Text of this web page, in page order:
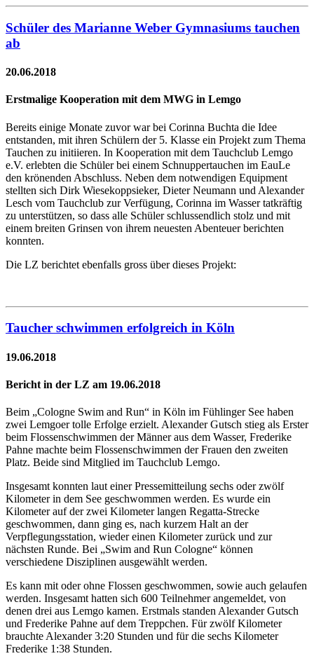
Schüler des Marianne Weber Gymnasiums tauchen
ab
20.06.2018
Erstmalige Kooperation mit dem MWG in Lemgo
Bereits einige Monate zuvor war bei Corinna Buchta die Idee
entstanden, mit ihren Schülern der 5. Klasse ein Projekt zum Thema
Tauchen zu initiieren. In Kooperation mit dem Tauchclub Lemgo
e.V. erlebten die Schüler bei einem Schnuppertauchen im EauLe
den krönenden Abschluss. Neben dem notwendigen Equipment
stellten sich Dirk Wiesekoppsieker, Dieter Neumann und Alexander
Lesch vom Tauchclub zur Verfügung, Corinna im Wasser tatkräftig
zu unterstützen, so dass alle Schüler schlussendlich stolz und mit
einem breiten Grinsen von ihrem neuesten Abenteuer berichten
konnten.
Die LZ berichtet ebenfalls gross über dieses Projekt:
Taucher schwimmen erfolgreich in Köln
19.06.2018
Bericht in der LZ am 19.06.2018
Beim „Cologne Swim and Run“ in Köln im Fühlinger See haben
zwei Lemgoer tolle Erfolge erzielt. Alexander Gutsch stieg als Erster
beim Flossenschwimmen der Männer aus dem Wasser, Frederike
Pahne machte beim Flossenschwimmen der Frauen den zweiten
Platz. Beide sind Mitglied im Tauchclub Lemgo.
Insgesamt konnten laut einer Pressemitteilung sechs oder zwölf
Kilometer in dem See geschwommen werden. Es wurde ein
Kilometer auf der zwei Kilometer langen Regatta-Strecke
geschwommen, dann ging es, nach kurzem Halt an der
Verpflegungsstation, wieder einen Kilometer zurück und zur
nächsten Runde. Bei „Swim and Run Cologne“ können
verschiedene Disziplinen ausgewählt werden.
Es kann mit oder ohne Flossen geschwommen, sowie auch gelaufen
werden. Insgesamt hatten sich 600 Teilnehmer angemeldet, von
denen drei aus Lemgo kamen. Erstmals standen Alexander Gutsch
und Frederike Pahne auf dem Treppchen. Für zwölf Kilometer
brauchte Alexander 3:20 Stunden und für die sechs Kilometer
Frederike 1:38 Stunden.